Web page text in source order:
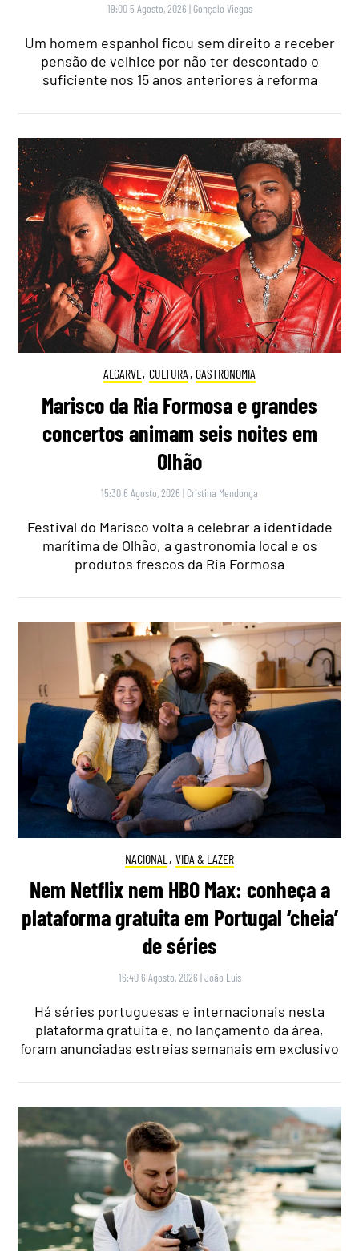
19:00 5 Agosto, 2026 | Gonçalo Viegas
Um homem espanhol ficou sem direito a receber
pensão de velhice por não ter descontado o
suficiente nos 15 anos anteriores à reforma
ALGARVE, CULTURA , GASTRONOMIA
Marisco da Ria Formosa e grandes
concertos animam seis noites em
Olhão
15:30 6 Agosto, 2026 | Cristina Mendonça
Festival do Marisco volta a celebrar a identidade
marítima de Olhão, a gastronomia local e os
produtos frescos da Ria Formosa
NACIONAL , VIDA & LAZER
Nem Netflix nem HBO Max: conheça a
plataforma gratuita em Portugal ‘cheia’
de séries
16:40 6 Agosto, 2026 |João Luís
Há séries portuguesas e internacionais nesta
plataforma gratuita e, no lançamento da área,
foram anunciadas estreias semanais em exclusivo